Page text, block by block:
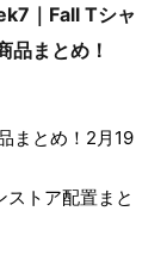
｜Fall Tシャ
品まとめ！
まとめ！2月19
トア配置まと